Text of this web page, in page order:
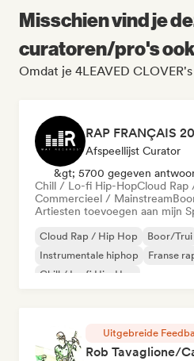
Misschien vind je
curatoren/pro's
Omdat je 4LEAVED
Afspeellijst Curator
&gt; 5700 gegeven
Chill / Lo-fi Hip-HopCloud Rap
Commercieel / Mainstream
Artiesten toevoegen aan mijn
Cloud Rap / Hip Hop Boor/Trui
Instrumentale hiphop
Franse
Chill / Lo-fi Hip-Hop
Uitgebreide
Rob Tavaglione/